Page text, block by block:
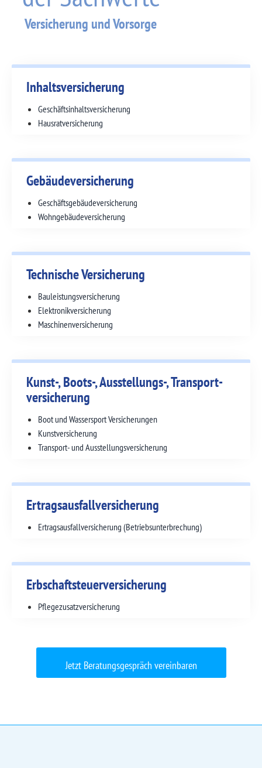
Versicherung und Vorsorge
Inhalts­versicherung
Geschäftsinhalts­versicherung
Hausrat­versicherung
Gebäude­versicherung
Geschäftsgebäude­versicherung
Wohngebäude­versicherung
Technische Versicherung
Bauleistungs­versicherung
Elektronik­versicherung
Maschinen­versicherung
Kunst-, Boots-, Ausstellungs-, Transport­
versicherung
Boot und Wassersport Versicherungen
Kunstversicherung
Transport- und Ausstellungs­versicherung
Ertragsausfall­versicherung
Ertragsausfall­versicherung (Betriebs­unterbrechung)
Erbschaftsteuer­versicherung
Pflegezusatz­versicherung
Jetzt Beratungsgespräch vereinbaren